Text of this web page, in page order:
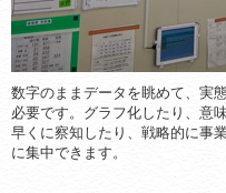
数字のままデータを眺めて、実
必要です。グラフ化したり、意
早くに察知したり、戦略的に事
に集中できます。